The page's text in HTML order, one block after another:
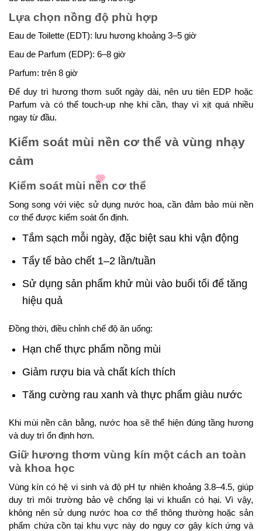
Lựa chọn nồng độ phù hợp
Eau de Toilette (EDT): lưu hương khoảng 3–5 giờ
Eau de Parfum (EDP): 6–8 giờ
Parfum: trên 8 giờ
Để duy trì hương thơm suốt ngày dài, nên ưu tiên EDP hoặc
Parfum và có thể touch-up nhẹ khi cần, thay vì xịt quá nhiều
ngay từ đầu.
Kiểm soát mùi nền cơ thể và vùng nhạy
cảm
Kiểm soát mùi nền cơ thể
Song song với việc sử dụng nước hoa, cần đảm bảo mùi nền
cơ thể được kiểm soát ổn định.
Tắm sạch mỗi ngày, đặc biệt sau khi vận động
Tẩy tế bào chết 1–2 lần/tuần
Sử dụng sản phẩm khử mùi vào buổi tối để tăng
hiệu quả
Đồng thời, điều chỉnh chế độ ăn uống:
Hạn chế thực phẩm nồng mùi
Giảm rượu bia và chất kích thích
Tăng cường rau xanh và thực phẩm giàu nước
Khi mùi nền cân bằng, nước hoa sẽ thể hiện đúng tầng hương
và duy trì ổn định hơn.
Giữ hương thơm vùng kín một cách an toàn
và khoa học
Vùng kín có hệ vi sinh và độ pH tự nhiên khoảng 3.8–4.5, giúp
duy trì môi trường bảo vệ chống lại vi khuẩn có hại. Vì vậy,
không nên sử dụng nước hoa cơ thể thông thường hoặc sản
phẩm chứa cồn tại khu vực này do nguy cơ gây kích ứng và